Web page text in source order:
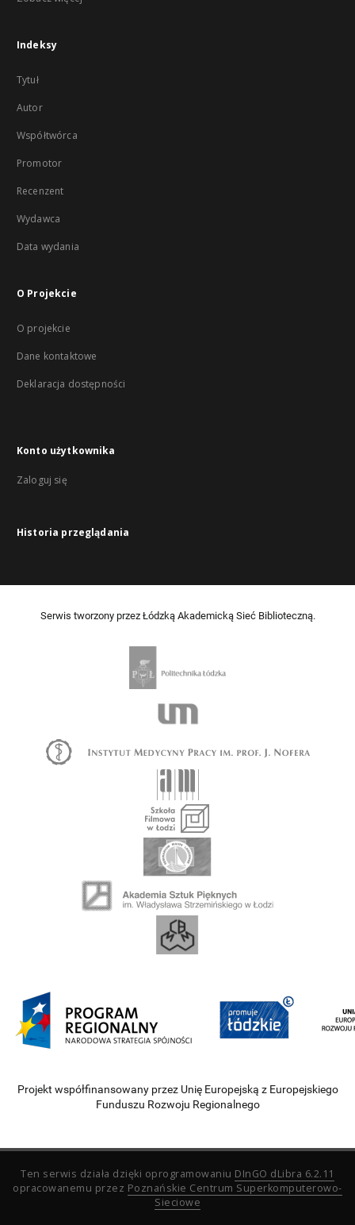
Indeksy
Tytuł
Autor
Współtwórca
Promotor
Recenzent
Wydawca
Data wydania
O Projekcie
O projekcie
Dane kontaktowe
Deklaracja dostępności
Konto użytkownika
Zaloguj się
Historia przeglądania
Serwis tworzony przez Łódzką Akademicką Sieć Biblioteczną.
Projekt współfinansowany przez Unię Europejską z Europejskiego
Funduszu Rozwoju Regionalnego
Ten serwis działa dzięki oprogramowaniu DInGO dLibra 6.2.11
opracowanemu przez Poznańskie Centrum Superkomputerowo-
Sieciowe